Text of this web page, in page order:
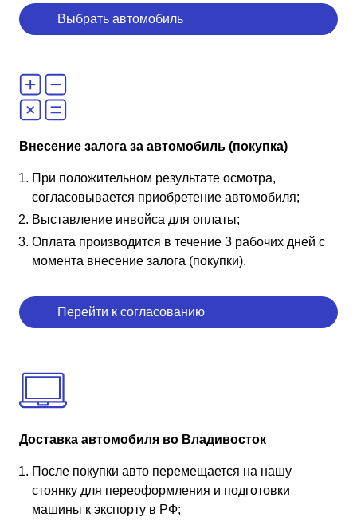
Выбрать автомобиль
Внесение залога за автомобиль (покупка)
При положительном результате осмотра,
согласовывается приобретение автомобиля;
Выставление инвойса для оплаты;
Оплата производится в течение 3 рабочих дней с
момента внесение залога (покупки).
Перейти к согласованию
Доставка автомобиля во Владивосток
После покупки авто перемещается на нашу
стоянку для переоформления и подготовки
машины к экспорту в РФ;